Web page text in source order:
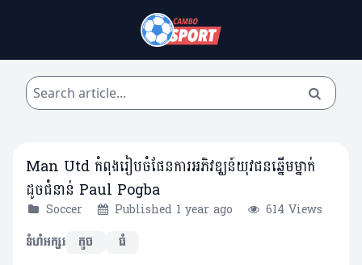
Man Utd កំពុងរៀបចំផែនការអភិវឌ្ឃន៍យុវជនឆ្នើមម្នាក់
ដូចជំនាន់ Paul Pogba
Soccer Published 1 year ago
614 Views
ទំហំអក្សរ
តូច ធំ